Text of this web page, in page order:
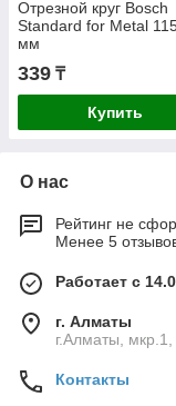
Отрезной круг Bosch
Standard for Metal
мм
339 ₸
Купить
О нас
Рейтинг не
Менее 5
Работает с
г. Алматы
г.Алматы,
Контакты